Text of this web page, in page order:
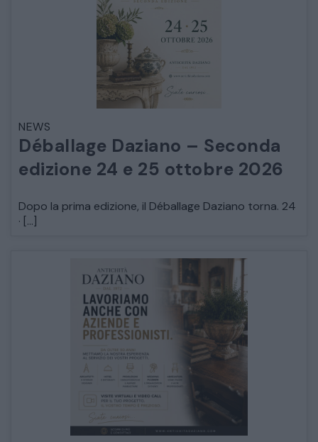
CATALOGO COMPLETO
MOBILI
CAMERE
NEWS
Déballage Daziano – Seconda
edizione 24 e 25 ottobre 2026
Dopo la prima edizione, il Déballage Daziano torna. 24
· […]